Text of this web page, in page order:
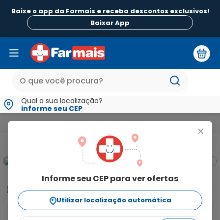
Baixe o app da Farmais e receba descontos exclusivos!
Baixar App
Qual a sua localização?
informe seu CEP
+
Informe seu CEP para ver ofertas
Utilizar localização automática
Anti-
Informações
Para o que é indicado?